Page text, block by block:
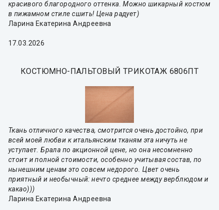
красивого благородного оттенка. Можно шикарный костюм
в пижамном стиле сшить! Цена радует)
Ларина Екатерина Андреевна
17.03.2026
КОСТЮМНО-ПАЛЬТОВЫЙ ТРИКОТАЖ 6806ПТ
Ткань отличного качества, смотрится очень достойно, при
всей моей любви к итальянским тканям эта ничуть не
уступает. Брала по акционной цене, но она несомненно
стоит и полной стоимости, особенно учитывая состав, по
нынешним ценам это совсем недорого. Цвет очень
приятный и необычный: нечто среднее между верблюдом и
какао)))
Ларина Екатерина Андреевна